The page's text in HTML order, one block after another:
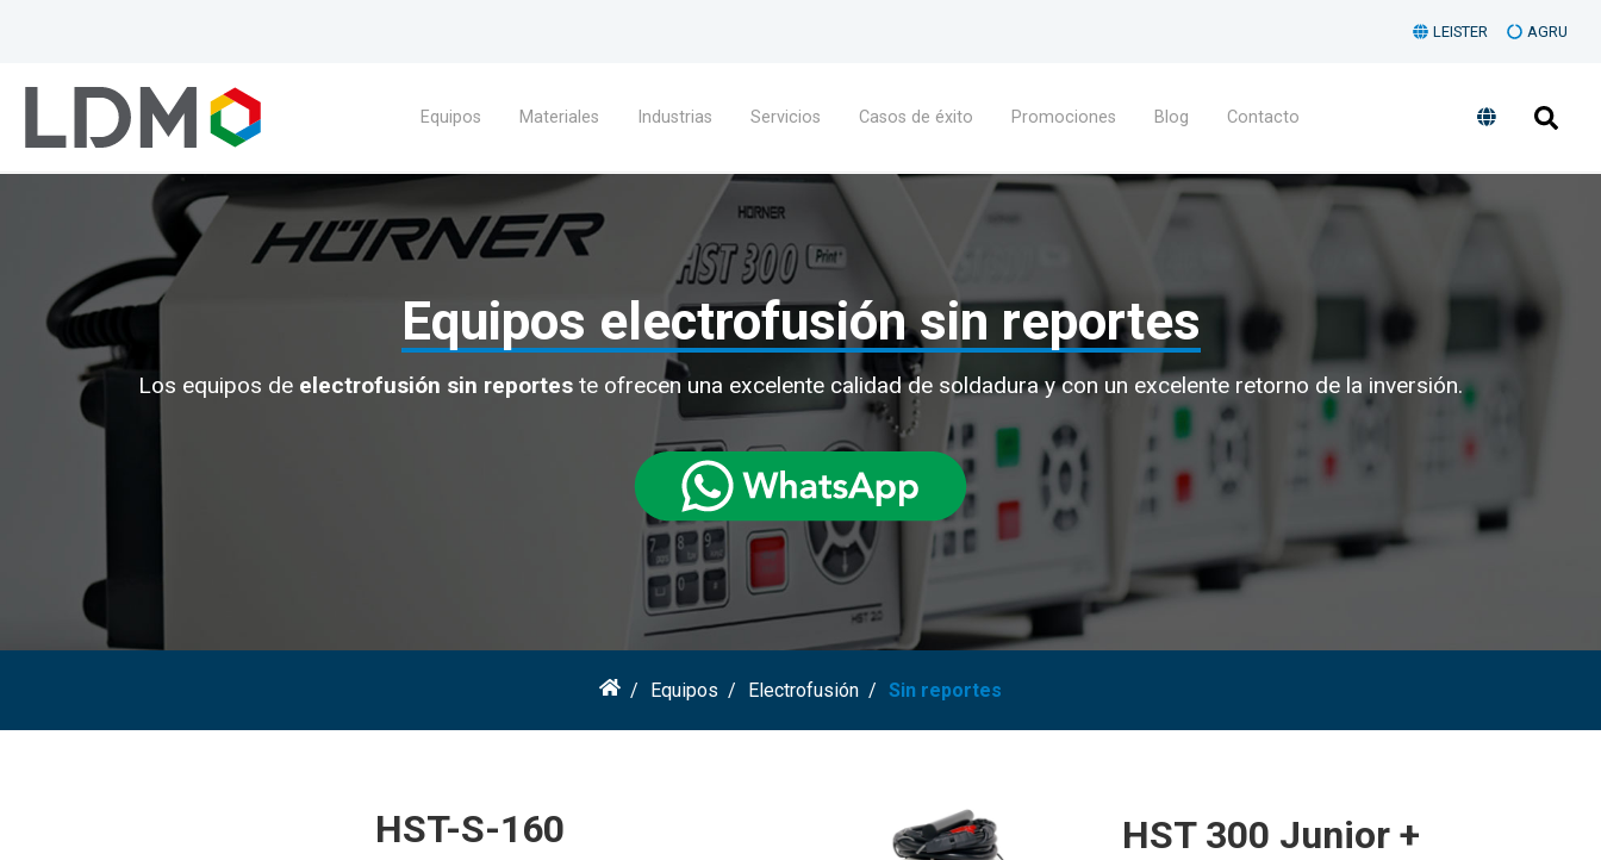
LEISTER AGRU
Equipos Materiales Industrias Servicios Casos de éxito Promociones Blog Contacto
Equipos electrofusión sin reportes
Los equipos de electrofusión sin reportes te ofrecen una excelente calidad de soldadura y con un excelente retorno de la inversión.
Equipos Electrofusión Sin reportes
HST-S-160 HST 300 Junior +